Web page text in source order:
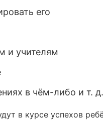
его
и учителям
в чём-либо и т. д.
в курсе успехов